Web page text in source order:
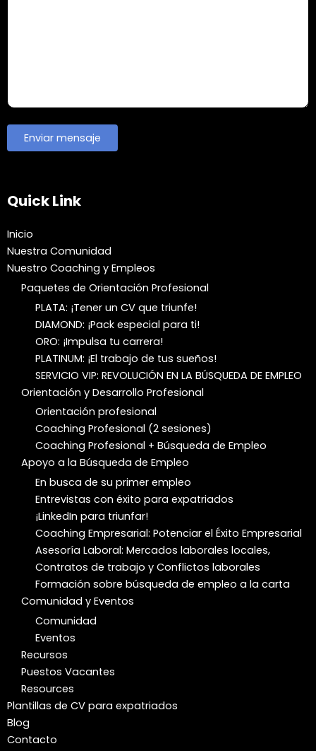
Quick Link
Inicio
Nuestra Comunidad
Nuestro Coaching y Empleos
Paquetes de Orientación Profesional
PLATA: ¡Tener un CV que triunfe!
DIAMOND: ¡Pack especial para ti!
ORO: ¡Impulsa tu carrera!
PLATINUM: ¡El trabajo de tus sueños!
SERVICIO VIP: REVOLUCIÓN EN LA BÚSQUEDA DE EMPLEO
Orientación y Desarrollo Profesional
Orientación profesional
Coaching Profesional (2 sesiones)
Coaching Profesional + Búsqueda de Empleo
Apoyo a la Búsqueda de Empleo
En busca de su primer empleo
Entrevistas con éxito para expatriados
¡LinkedIn para triunfar!
Coaching Empresarial: Potenciar el Éxito Empresarial
Asesoría Laboral: Mercados laborales locales,
Contratos de trabajo y Conflictos laborales
Formación sobre búsqueda de empleo a la carta
Comunidad y Eventos
Comunidad
Eventos
Recursos
Puestos Vacantes
Resources
Plantillas de CV para expatriados
Blog
Contacto